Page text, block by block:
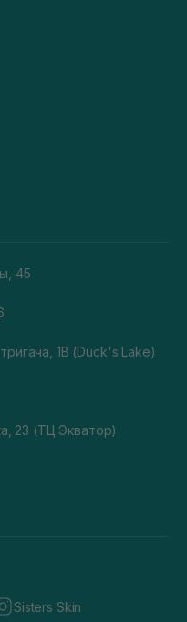
45
1В (Duck's Lake)
23 (ТЦ Экватор)
Sisters Skin